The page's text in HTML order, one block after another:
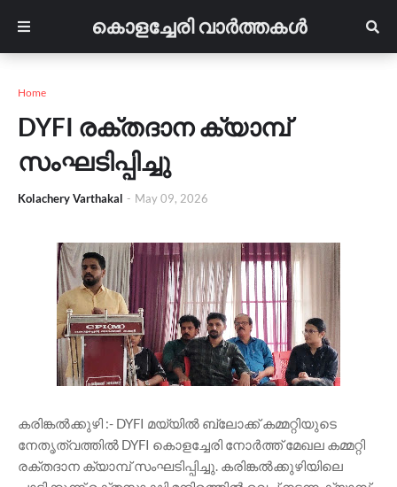
കൊളച്ചേരി വാർത്തകൾ
Home
DYFI രക്തദാന ക്യാമ്പ്
സംഘടിപ്പിച്ചു
Kolachery Varthakal - May 09, 2026
കരിങ്കൽക്കുഴി :- DYFI മയ്യിൽ ബ്ലോക്ക് കമ്മറ്റിയുടെ
നേതൃത്വത്തിൽ DYFI കൊളച്ചേരി നോർത്ത് മേഖല കമ്മറ്റി
രക്തദാന ക്യാമ്പ് സംഘടിപ്പിച്ചു. കരിങ്കൽക്കുഴിയിലെ